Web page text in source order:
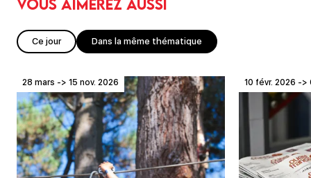
Ce jour Dans la même thématique
28 mars -> 15 nov. 2026 10 févr. 2026 ->